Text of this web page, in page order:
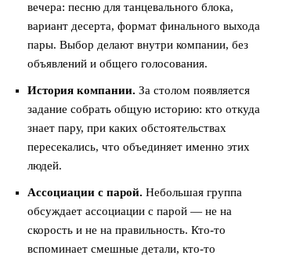
вечера: песню для танцевального блока,
вариант десерта, формат финального выхода
пары. Выбор делают внутри компании, без
объявлений и общего голосования.
История компании. За столом появляется
задание собрать общую историю: кто откуда
знает пару, при каких обстоятельствах
пересекались, что объединяет именно этих
людей.
Ассоциации с парой. Небольшая группа
обсуждает ассоциации с парой — не на
скорость и не на правильность. Кто-то
вспоминает смешные детали, кто-то